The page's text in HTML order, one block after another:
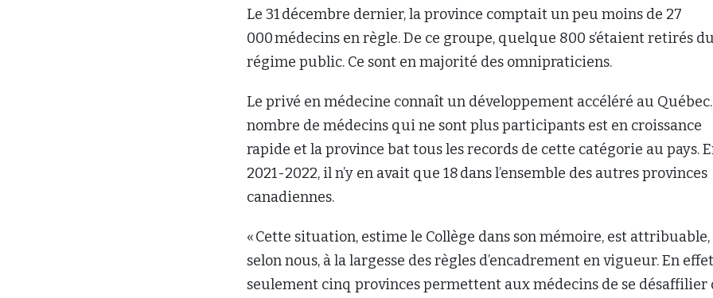
Le 31 décembre dernier, la province comptait un peu moins de 27
000 médecins en règle. De ce groupe, quelque 800 s’étaient retirés du
régime public. Ce sont en majorité des omnipraticiens.
Le privé en médecine connaît un développement accéléré au
nombre de médecins qui ne sont plus participants est en croissance
rapide et la province bat tous les records de cette catégorie au pays.
2021-2022, il n’y en avait que 18 dans l’ensemble des autres provinces
canadiennes.
« Cette situation, estime le Collège dans son mémoire, est attribuable,
selon nous, à la largesse des règles d’encadrement en vigueur. En
seulement cinq provinces permettent aux médecins de se désaffilier